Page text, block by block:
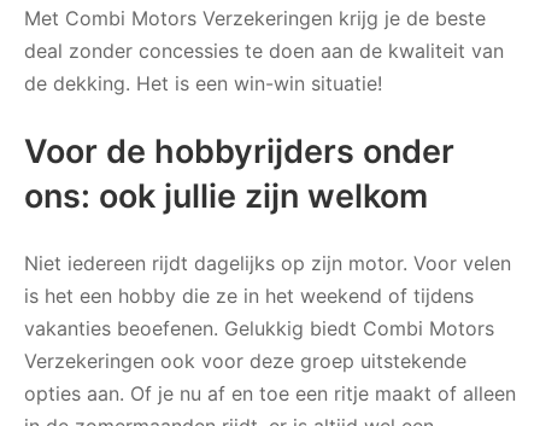
Met Combi Motors Verzekeringen krijg je de beste
deal zonder concessies te doen aan de kwaliteit van
de dekking. Het is een win-win situatie!
Voor de hobbyrijders onder
ons: ook jullie zijn welkom
Niet iedereen rijdt dagelijks op zijn motor. Voor velen
is het een hobby die ze in het weekend of tijdens
vakanties beoefenen. Gelukkig biedt Combi Motors
Verzekeringen ook voor deze groep uitstekende
opties aan. Of je nu af en toe een ritje maakt of alleen